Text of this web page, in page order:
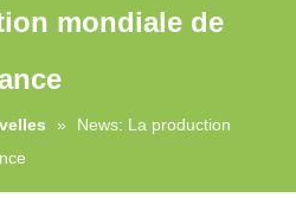
mondiale de
»
News: La production